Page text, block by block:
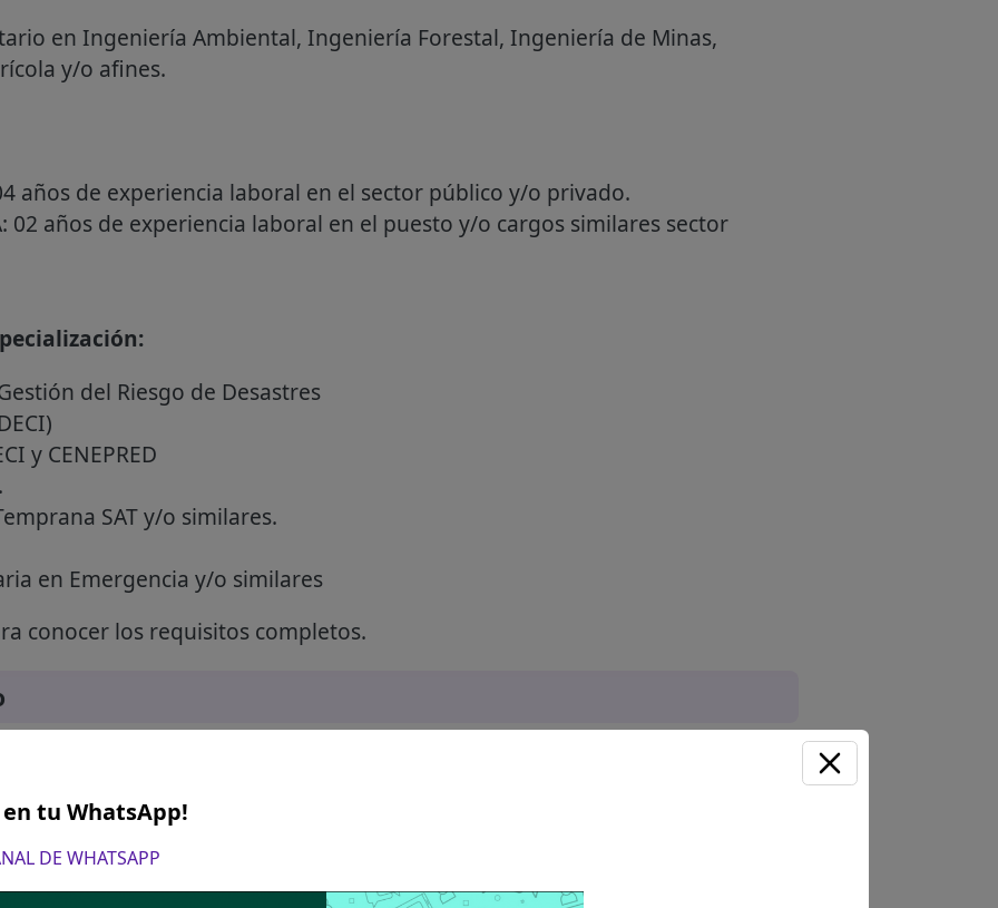
en Ingeniería Ambiental, Ingeniería Forestal, Ingeniería de Minas,
y/o afines.
04 años de experiencia laboral en el sector público y/o privado.
02 años de experiencia laboral en el puesto y/o cargos similares sector
del Riesgo de Desastres
y CENEPRED
SAT y/o similares.
en Emergencia y/o similares
conocer los requisitos completos.
en tu WhatsApp!
DE WHATSAPP